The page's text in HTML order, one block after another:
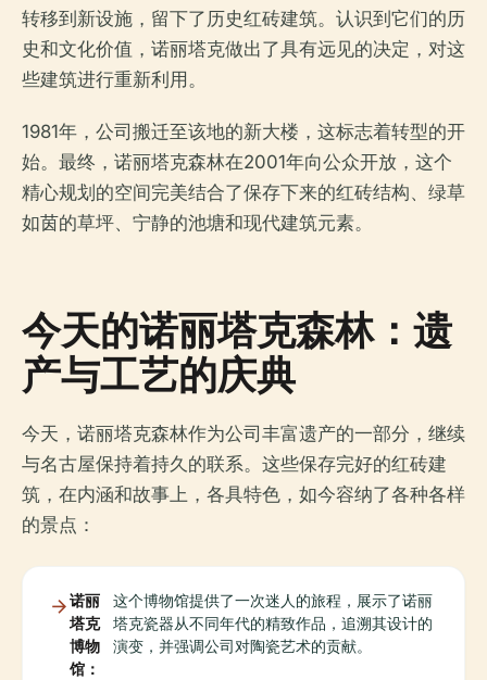
转移到新设施，留下了历史红砖建筑。认识到它们的历
史和文化价值，诺丽塔克做出了具有远见的决定，对这
些建筑进行重新利用。
1981年，公司搬迁至该地的新大楼，这标志着转型的开
始。最终，诺丽塔克森林在2001年向公众开放，这个
精心规划的空间完美结合了保存下来的红砖结构、绿草
如茵的草坪、宁静的池塘和现代建筑元素。
今天的诺丽塔克森林：遗
产与工艺的庆典
今天，诺丽塔克森林作为公司丰富遗产的一部分，继续
与名古屋保持着持久的联系。这些保存完好的红砖建
筑，在内涵和故事上，各具特色，如今容纳了各种各样
的景点：
诺丽
塔克
博物
馆：
这个博物馆提供了一次迷人的旅程，展示了诺丽
塔克瓷器从不同年代的精致作品，追溯其设计的
演变，并强调公司对陶瓷艺术的贡献。